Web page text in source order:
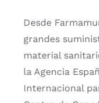
Desde
grandes
material
la Agencia
Internacional